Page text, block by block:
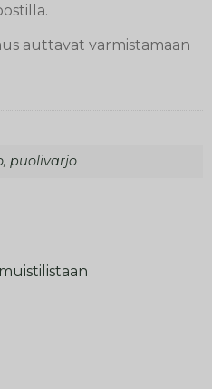
auttavat varmistamaan
puolivarjo